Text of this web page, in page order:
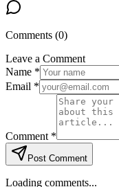
Comments (0)
Leave a Comment
Name *
Email *
Comment *
Post Comment
Loading comments...